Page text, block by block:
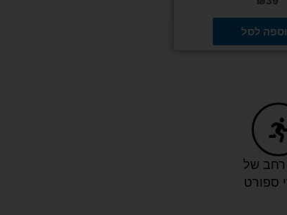
לסל
רחב של
ספורט